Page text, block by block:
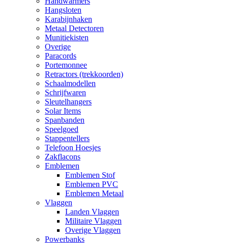
Hangsloten
Karabijnhaken
Metaal Detectoren
Munitiekisten
Overige
Paracords
Portemonnee
Retractors (trekkoorden)
Schaalmodellen
Schrijfwaren
Sleutelhangers
Solar Items
Spanbanden
Speelgoed
Stappentellers
Telefoon Hoesjes
Zakflacons
Emblemen
Emblemen Stof
Emblemen PVC
Emblemen Metaal
Vlaggen
Landen Vlaggen
Militaire Vlaggen
Overige Vlaggen
Powerbanks